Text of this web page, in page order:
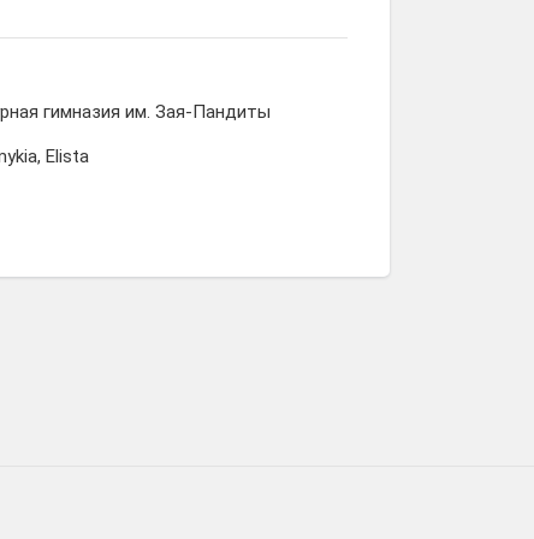
гимназия им. Зая-Пандиты
Elista